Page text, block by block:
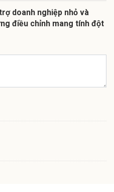
doanh nghiệp nhỏ và
điều chỉnh mang tính đột